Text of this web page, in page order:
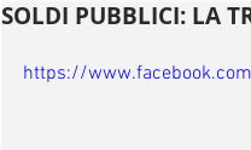
SOLDI PUBBLICI: LA
https://